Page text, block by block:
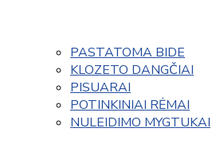
PASTATOMA BIDE
KLOZETO DANGČIAI
PISUARAI
POTINKINIAI RĖMAI
NULEIDIMO MYGTUKAI